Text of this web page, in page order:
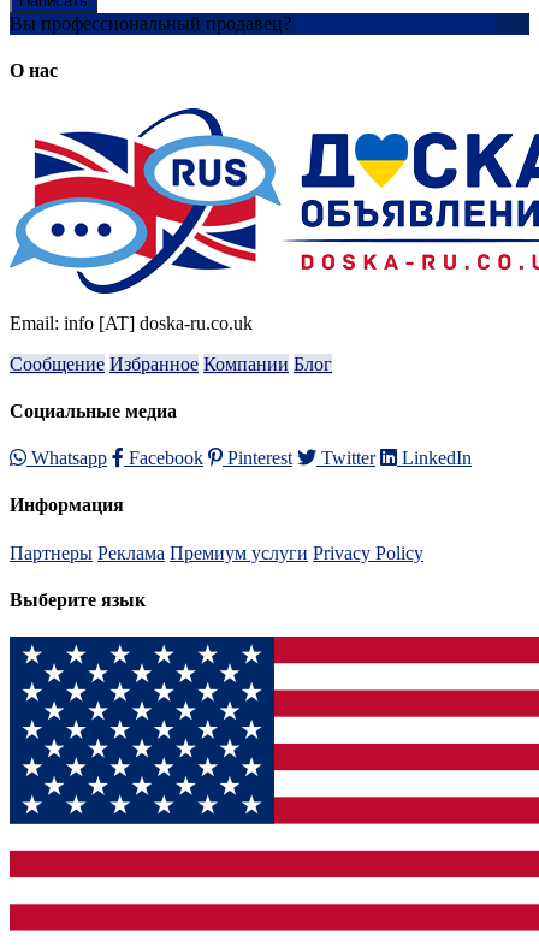
Вы профессиональный продавец?
О нас
Email: info [AT] doska-ru.co.uk
Сообщение Избранное Компании Блог
Социальные медиа
Whatsapp Facebook Pinterest Twitter LinkedIn
Информация
Партнеры Реклама Премиум услуги Privacy Policy
Выберите язык